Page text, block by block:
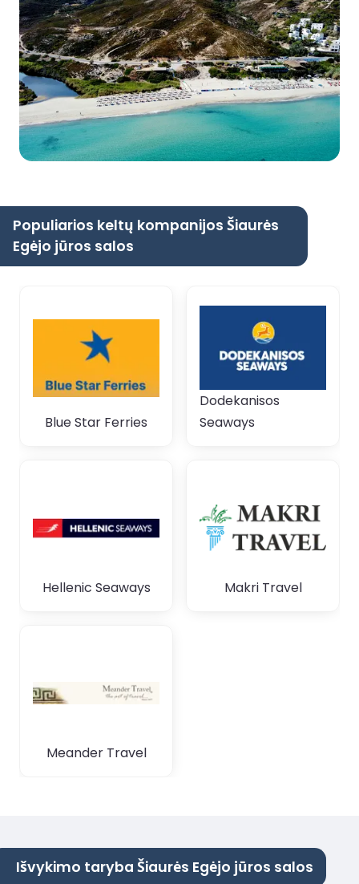
Populiarios keltų kompanijos Šiaurės
Egėjo jūros salos
Blue Star Ferries
Dodekanisos
Seaways
Hellenic Seaways Makri Travel
Meander Travel
Išvykimo taryba Šiaurės Egėjo jūros salos